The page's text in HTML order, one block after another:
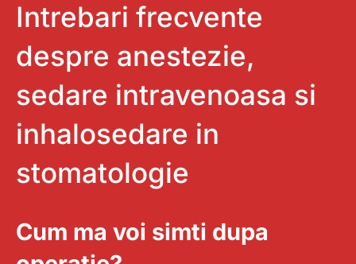
Intrebari frecvente
despre anestezie,
sedare intravenoasa si
inhalosedare in
stomatologie
Cum ma voi simti dupa